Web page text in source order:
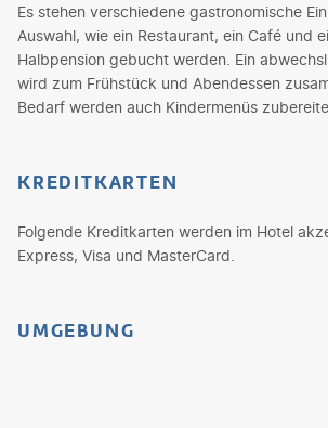
Es stehen verschiedene gastronomische
Auswahl, wie ein Restaurant, ein Café und
Halbpension gebucht werden. Ein
wird zum Frühstück und Abendessen
Bedarf werden auch Kindermenüs
KREDITKARTEN
Folgende Kreditkarten werden im Hotel
Express, Visa und MasterCard.
UMGEBUNG